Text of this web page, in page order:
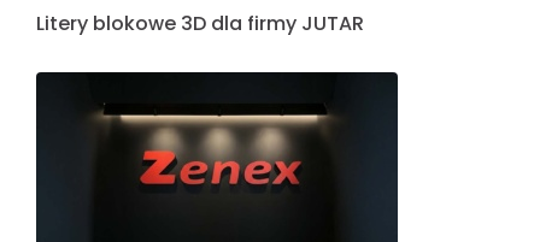
Litery blokowe 3D dla firmy JUTAR